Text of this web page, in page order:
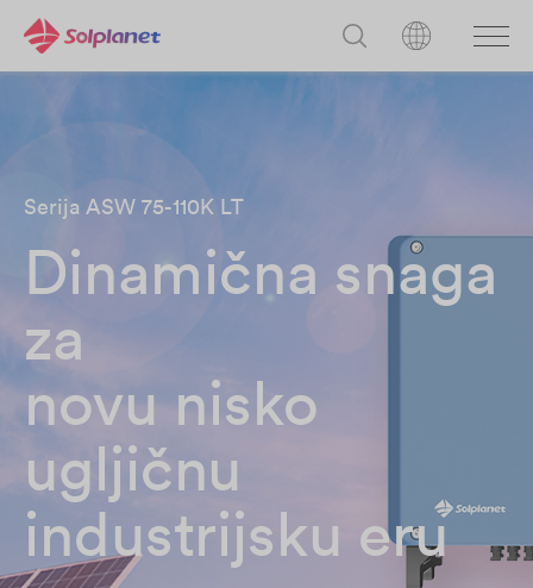
Serija ASW 75-110K LT
Dinamična snaga
za
novu nisko
ugljičnu
industrijsku eru